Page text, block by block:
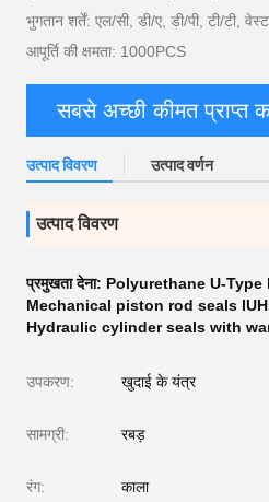
भुगतान शर्तें: एल/सी, डी/ए, डी/पी, टी/टी,
आपूर्ति की क्षमता: 1000PCS
सबसे अच्छी कीमत प्राप्त
उत्पाद विवरण उत्पाद वर्णन
उत्पाद विवरण
प्रमुखता देना: Polyurethane U-
Mechanical piston rod seals IUH
Hydraulic cylinder seals with
उपकरण: खुदाई के यंत्र
सामग्री: रबड़
रंग: काला